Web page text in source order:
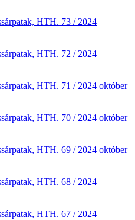
HTH. 73 / 2024
HTH. 72 / 2024
HTH. 71 / 2024 október
HTH. 70 / 2024 október
HTH. 69 / 2024 október
HTH. 68 / 2024
HTH. 67 / 2024